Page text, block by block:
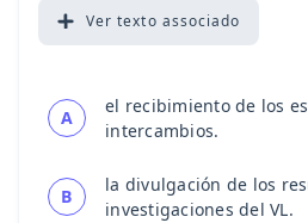
Ver texto associado
A
el recibimiento de los
intercambios.
B
la divulgación de los
investigaciones del VL.